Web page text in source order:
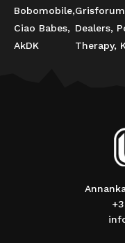
Bobomobile,
Ciao Babes,
AkDK
Dealers,
Therapy,